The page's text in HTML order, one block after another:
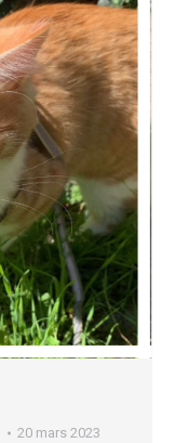
20 mars 2023